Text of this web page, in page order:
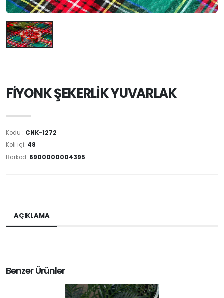
FİYONK ŞEKERLİK YUVARLAK
Kodu : CNK-1272
Koli İçi: 48
Barkod: 6900000004395
AÇIKLAMA
Benzer Ürünler